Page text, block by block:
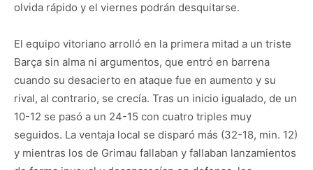
olvida rápido y el viernes podrán desquitarse.
El equipo vitoriano arrolló en la primera mitad a un triste
Barça sin alma ni argumentos, que entró en barrena
cuando su desacierto en ataque fue en aumento y su
rival, al contrario, se crecía. Tras un inicio igualado, de un
10-12 se pasó a un 24-15 con cuatro triples muy
seguidos. La ventaja local se disparó más (32-18, min. 12)
y mientras los de Grimau fallaban y fallaban lanzamientos